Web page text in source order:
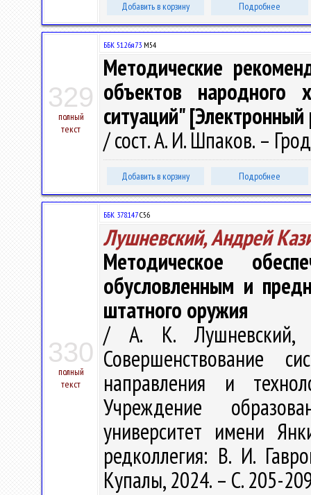
Добавить в корзину Подробнее
329
полный
текст
ББК 51.26я73 М54
Методические
объектов народного
ситуаций" [Электронный
/ сост. А. И. Шпаков. –
Добавить в корзину Подробнее
330
полный
текст
ББК 378.147С56
Лушневский, Андрей
Методическое
обусловленным и
штатного оружия
/ А. К.
Совершенствование
направления и
Учреждение
университет имени
редколлегия: В. И.
Купалы, 2024. – С. 205-